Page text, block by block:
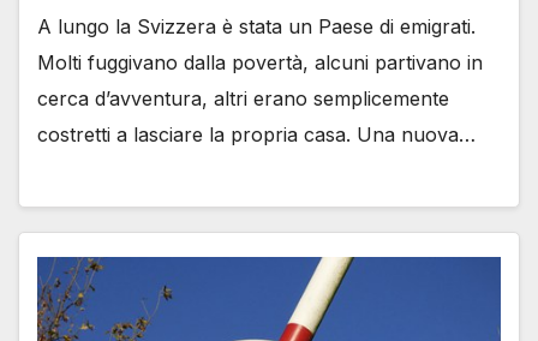
A lungo la Svizzera è stata un Paese di emigrati.
Molti fuggivano dalla povertà, alcuni partivano in
cerca d’avventura, altri erano semplicemente
costretti a lasciare la propria casa. Una nuova…